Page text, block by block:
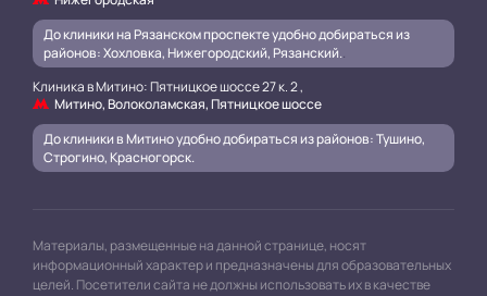
До клиники на Рязанском проспекте удобно добираться из
районов: Хохловка, Нижегородский, Рязанский..
Клиника в Митино: Пятницкое шоссе 27 к. 2 ,
Митино, Волоколамская, Пятницкое шоссе
До клиники в Митино удобно добираться из районов: Тушино,
Строгино, Красногорск.
Материалы, размещенные на данной странице, носят
информационный характер и предназначены для образовательных
целей. Посетители сайта не должны использовать их в качестве